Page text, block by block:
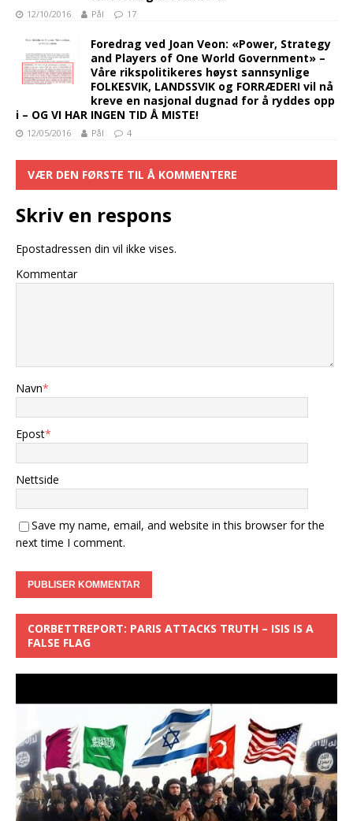
12/10/2016 Pål 17
Foredrag ved Joan Veon: «Power, Strategy
and Players of One World Government» –
Våre rikspolitikeres høyst sannsynlige
FOLKESVIK, LANDSSVIK og FORRÆDERI vil nå
kreve en nasjonal dugnad for å ryddes opp
i – OG VI HAR INGEN TID Å MISTE!
12/05/2016 Pål 4
VÆR DEN FØRSTE TIL Å KOMMENTERE
Skriv en respons
Epostadressen din vil ikke vises.
Kommentar
Navn*
Epost*
Nettside
Save my name, email, and website in this browser for the
next time I comment.
CORBETTREPORT: PARIS ATTACKS TRUTH – ISIS IS A
FALSE FLAG